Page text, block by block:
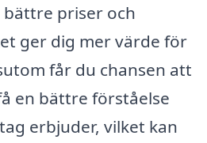
priser och
ger dig mer värde för
får du chansen att
en bättre förståelse
erbjuder, vilket kan